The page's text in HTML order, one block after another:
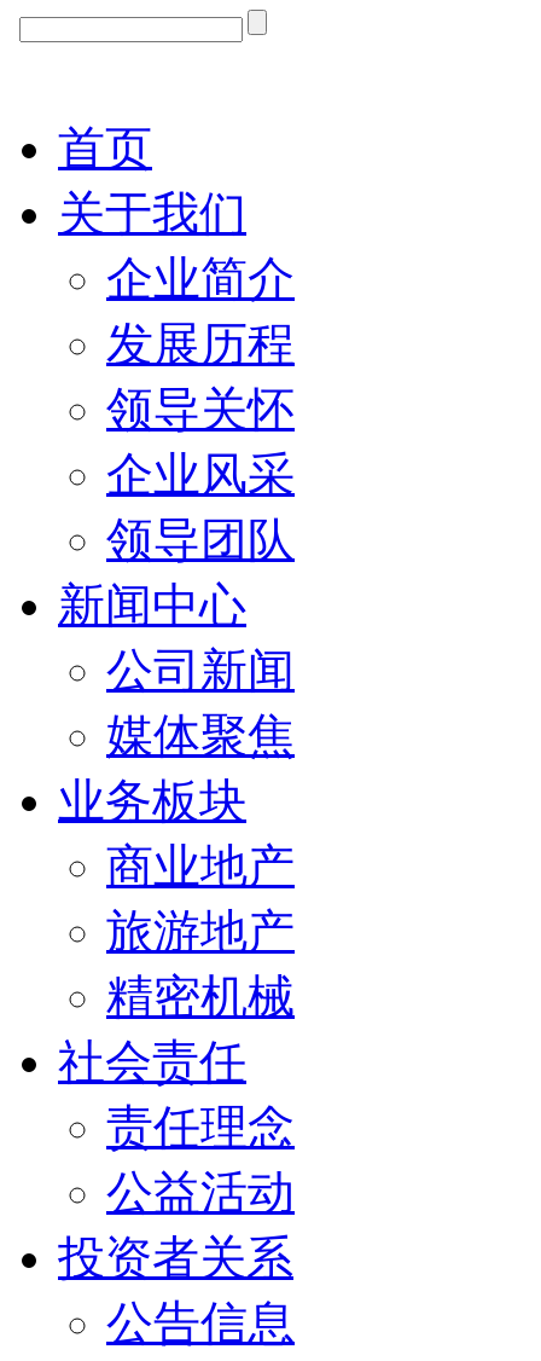
首页
关于我们
企业简介
发展历程
领导关怀
企业风采
领导团队
新闻中心
公司新闻
媒体聚焦
业务板块
商业地产
旅游地产
精密机械
社会责任
责任理念
公益活动
投资者关系
公告信息